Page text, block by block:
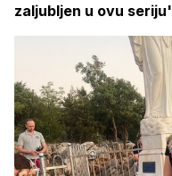
zaljubljen u ovu seriju'